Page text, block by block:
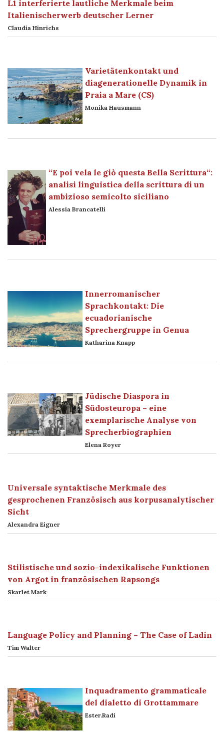
L1 interferierte lautliche Merkmale beim
Italienischerwerb deutscher Lerner
Claudia Hinrichs
Varietätenkontakt und
diagenerationelle Dynamik in
Praia a Mare (CS)
Monika Hausmann
“E poi vela le giò questa Bella Scrittura“:
analisi linguistica della scrittura di un
ambizioso semicolto siciliano
Alessia Brancatelli
Innerromanischer
Sprachkontakt: Die
ecuadorianische
Sprechergruppe in Genua
Katharina Knapp
Jüdische Diaspora in
Südosteuropa – eine
exemplarische Analyse von
Sprecherbiographien
Elena Royer
Universale syntaktische Merkmale des
gesprochenen Französisch aus korpusanalytischer
Sicht
Alexandra Eigner
Stilistische und sozio-indexikalische Funktionen
von Argot in französischen Rapsongs
Skarlet Mark
Language Policy and Planning – The Case of Ladin
Tim Walter
Inquadramento grammaticale
del dialetto di Grottammare
Ester.Radi